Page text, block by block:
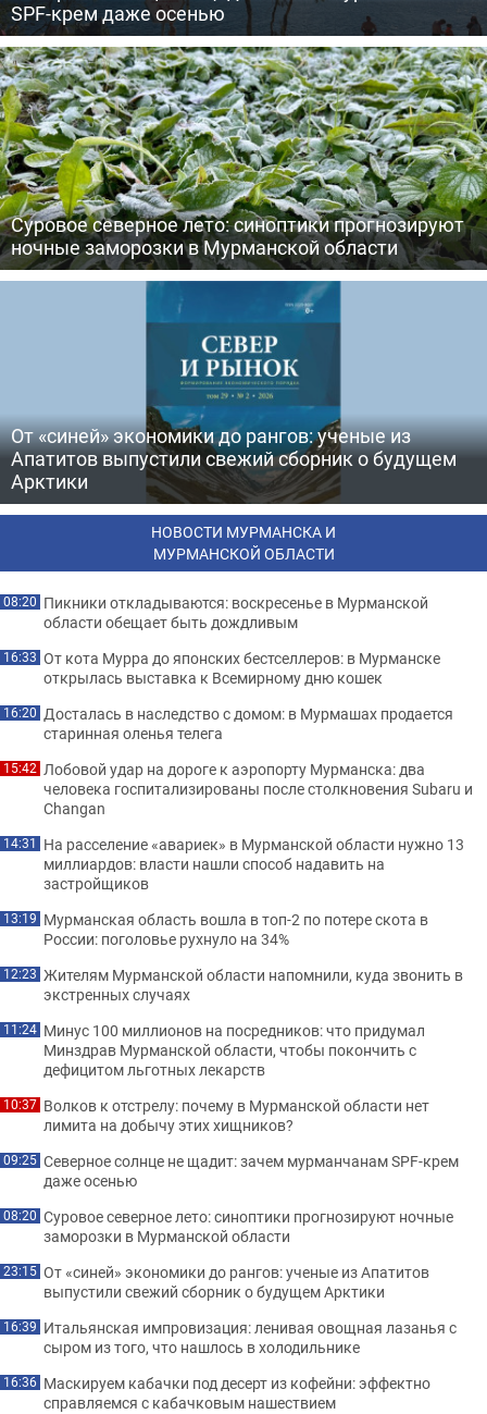
SPF-крем даже осенью
Суровое северное лето: синоптики прогнозируют
ночные заморозки в Мурманской области
От «синей» экономики до рангов: ученые из
Апатитов выпустили свежий сборник о будущем
Арктики
НОВОСТИ МУРМАНСКА И
МУРМАНСКОЙ ОБЛАСТИ
08:20 Пикники откладываются: воскресенье в Мурманской
области обещает быть дождливым
16:33 От кота Мурра до японских бестселлеров: в Мурманске
открылась выставка к Всемирному дню кошек
16:20 Досталась в наследство с домом: в Мурмашах продается
старинная оленья телега
15:42 Лобовой удар на дороге к аэропорту Мурманска: два
человека госпитализированы после столкновения Subaru и
Changan
14:31 На расселение «авариек» в Мурманской области нужно 13
миллиардов: власти нашли способ надавить на
застройщиков
13:19 Мурманская область вошла в топ-2 по потере скота в
России: поголовье рухнуло на 34%
12:23 Жителям Мурманской области напомнили, куда звонить в
экстренных случаях
11:24 Минус 100 миллионов на посредников: что придумал
Минздрав Мурманской области, чтобы покончить с
дефицитом льготных лекарств
10:37 Волков к отстрелу: почему в Мурманской области нет
лимита на добычу этих хищников?
09:25 Северное солнце не щадит: зачем мурманчанам SPF-крем
даже осенью
08:20 Суровое северное лето: синоптики прогнозируют ночные
заморозки в Мурманской области
23:15 От «синей» экономики до рангов: ученые из Апатитов
выпустили свежий сборник о будущем Арктики
16:39 Итальянская импровизация: ленивая овощная лазанья с
сыром из того, что нашлось в холодильнике
16:36 Маскируем кабачки под десерт из кофейни: эффектно
справляемся с кабачковым нашествием